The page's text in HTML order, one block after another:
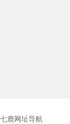
七鹿网址导航